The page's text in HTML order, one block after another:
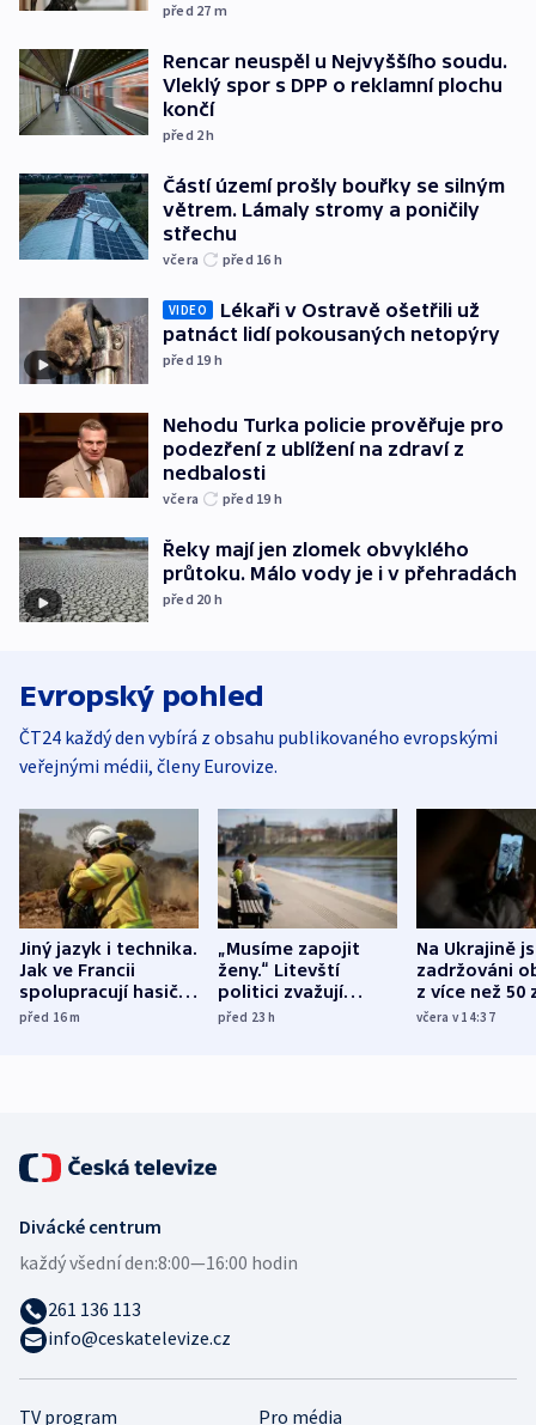
před 27 m
Rencar neuspěl u Nejvyššího soudu.
Vleklý spor s DPP o reklamní plochu
končí
před 2h
Částí území prošly bouřky se silným
větrem. Lámaly stromy a poničily
střechu
včera před 16 h
VIDEO
Lékaři v Ostravě ošetřili už
patnáct lidí pokousaných netopýry
před 19 h
Nehodu Turka policie prověřuje pro
podezření z ublížení na zdraví z
nedbalosti
včera před 19 h
Řeky mají jen zlomek obvyklého
průtoku. Málo vody je i v přehradách
před 20 h
Evropský pohled
ČT24 každý den vybírá z obsahu publikovaného evropskými
veřejnými médii, členy Eurovize.
Jiný jazyk i technika.
Jak ve Francii
spolupracují hasiči z
různých zemí
před 16m
„Musíme zapojit
ženy.“ Litevští
politici zvažují
dohodu o
před 23h
Na Ukrajině
zadržováni
z více než 50
Bojovali na
včera v 14:37
TV program Pro média
Divácké centrum
každý všední den:8:00—16:00 hodin
261 136 113
info@ceskatelevize.cz